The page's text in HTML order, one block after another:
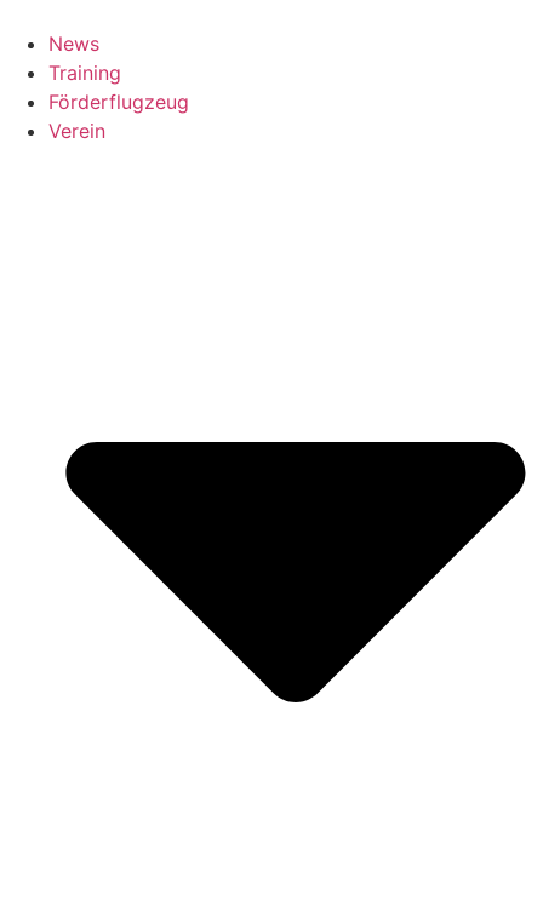
News
Training
Förderflugzeug
Verein